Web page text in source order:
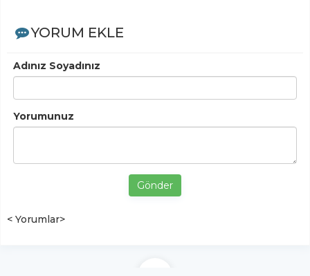
YORUM EKLE
Adınız Soyadınız
Yorumunuz
Gönder
< Yorumlar>